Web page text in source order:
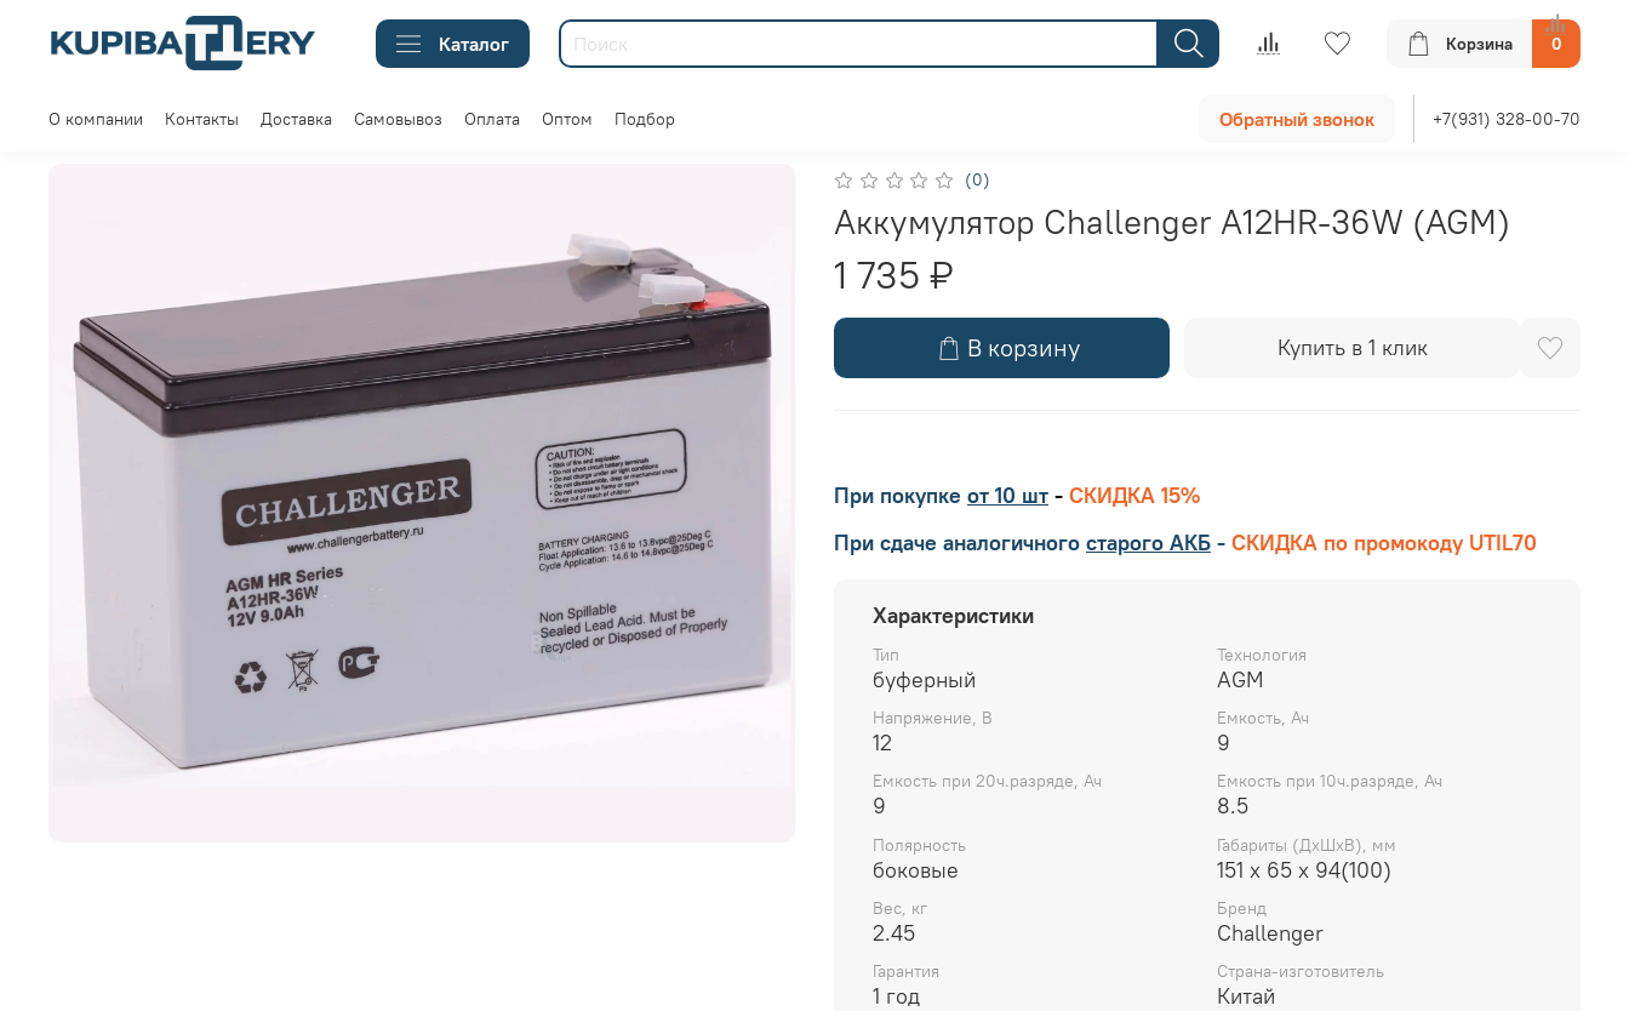
Каталог Корзина 0
О компании Контакты Доставка Самовывоз Оплата Оптом Подбор Обратный звонок +7(931) 328-00-70
(0)
Аккумулятор Challenger A12HR-36W (AGM)
1 735 ₽
В корзину Купить в 1 клик
При покупке от 10 шт - СКИДКА 15%
При сдаче аналогичного старого АКБ - СКИДКА по промокоду UTIL70
Характеристики
Тип
буферный
Технология
AGM
Напряжение, В
12
Емкость, Ач
9
Емкость при 20ч.разряде, Ач
9
Емкость при 10ч.разряде, Ач
8.5
Полярность
боковые
Габариты (ДхШхВ), мм
151 х 65 х 94(100)
Вес, кг
2.45
Бренд
Challenger
Гарантия
1 год
Страна-изготовитель
Китай